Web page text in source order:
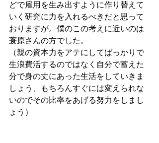
どで雇用を生み出すように作り替えて
いく研究に力を入れるべきだと思って
おりますが。僕のこの考えに近いのは
蓑原さんの方でした。
（親の資本力をアテにしてばっかりで
生浪費活するのではなく自分で蓄えた
分で身の丈にあった生活をしていきま
しょう、もちろんすぐには変えられな
いのでその比率をあげる努力をしまし
ょう）